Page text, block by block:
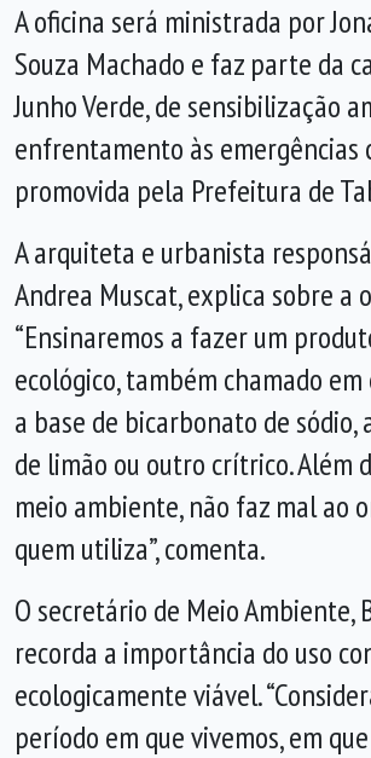
A oficina será ministrada por
Souza Machado e faz parte da
Junho Verde, de sensibilização
enfrentamento às emergências
promovida pela Prefeitura de
A arquiteta e urbanista
Andrea Muscat, explica sobre a
“Ensinaremos a fazer um
ecológico, também chamado em
a base de bicarbonato de sódio,
de limão ou outro crítrico. Além
meio ambiente, não faz mal ao
quem utiliza”, comenta.
O secretário de Meio Ambiente,
recorda a importância do uso
ecologicamente viável.
período em que vivemos, em